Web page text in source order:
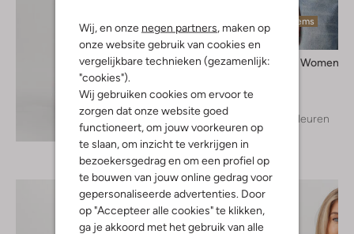
Wij, en onze negen partners, maken op
onze website gebruik van cookies en
vergelijkbare technieken (gezamenlijk:
"cookies").
Wij gebruiken cookies om ervoor te
zorgen dat onze website goed
functioneert, om jouw voorkeuren op
te slaan, om inzicht te verkrijgen in
bezoekersgedrag en om een profiel op
te bouwen van jouw online gedrag voor
gepersonaliseerde advertenties. Door
op "Accepteer alle cookies" te klikken,
ga je akkoord met het gebruik van alle
Ontdek de look
Laatste items
Selected Women
€ 59,99
+ meer kleuren